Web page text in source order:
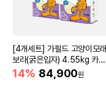
[4개세트] 가필드 고양이모래
보라(굵은입자) 4.55kg 카사
바모래
14% 84,900원